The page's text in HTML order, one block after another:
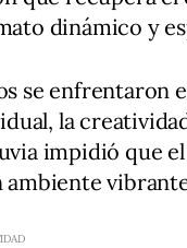
dinámico y
se enfrentaron
la
impidió que